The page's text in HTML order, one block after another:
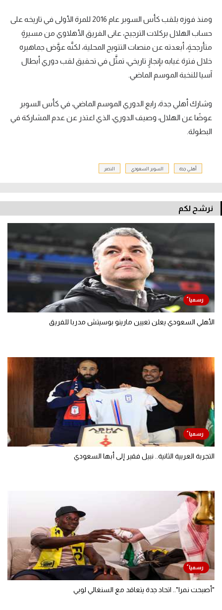
فيديو في الجول
ومنذ فوزه بلقب كأس السوبر عام 2016 للمرة الأولى في تاريخه على
حساب الهلال بركلات الترجيح، عانى الفريق الأهلاوي من مسيرةٍ
متأرجحةٍ، أبعدته عن منصات التتويج المحلية، لكنَّه عوَّض جماهيره
خلال فترة غيابه بإنجازٍ تاريخي، تمثَّل في تحقيق لقب دوري أبطال
آسيا للنخبة الموسم الماضي.
وشارك أهلي جدة، رابع الدوري الموسم الماضي، في كأس السوبر
عوضًا عن الهلال، وصيف الدوري، الذي اعتذر عن عدم المشاركة في
البطولة.
أهلي جدة السوبر السعودي النصر
نرشح لكم
الأهلي السعودي يعلن تعيين مارينو بوسيتش مدربا للفريق
التجربة العربية الثانية.. نبيل فقير إلى أبها السعودي
"أصبحت نمرا".. اتحاد جدة يتعاقد مع السنغالي لوبي